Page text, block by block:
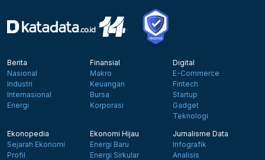
Berita
Nasional
Industri
Internasional
Energi
Finansial
Makro
Keuangan
Bursa
Korporasi
Digital
E-Commerce
Fintech
Startup
Gadget
Teknologi
Ekonopedia
Sejarah Ekonomi
Profil
Ekonomi Hijau
Energi Baru
Energi Sirkular
Jurnalisme Data
Infografik
Analisis